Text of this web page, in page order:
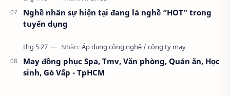
Nghề nhân sự hiện tại đang là nghề “HOT” trong
tuyển dụng
May đồng phục Spa, Tmv, Văn phòng, Quán ăn, Học
sinh, Gò Vấp - TpHCM